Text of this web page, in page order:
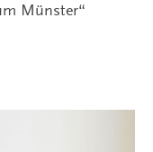
Münster“